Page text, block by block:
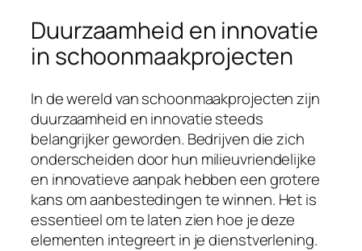
Duurzaamheid en innovatie
in schoonmaakprojecten
In de wereld van schoonmaakprojecten zijn
duurzaamheid en innovatie steeds
belangrijker geworden. Bedrijven die zich
onderscheiden door hun milieuvriendelijke
en innovatieve aanpak hebben een grotere
kans om aanbestedingen te winnen. Het is
essentieel om te laten zien hoe je deze
elementen integreert in je dienstverlening.